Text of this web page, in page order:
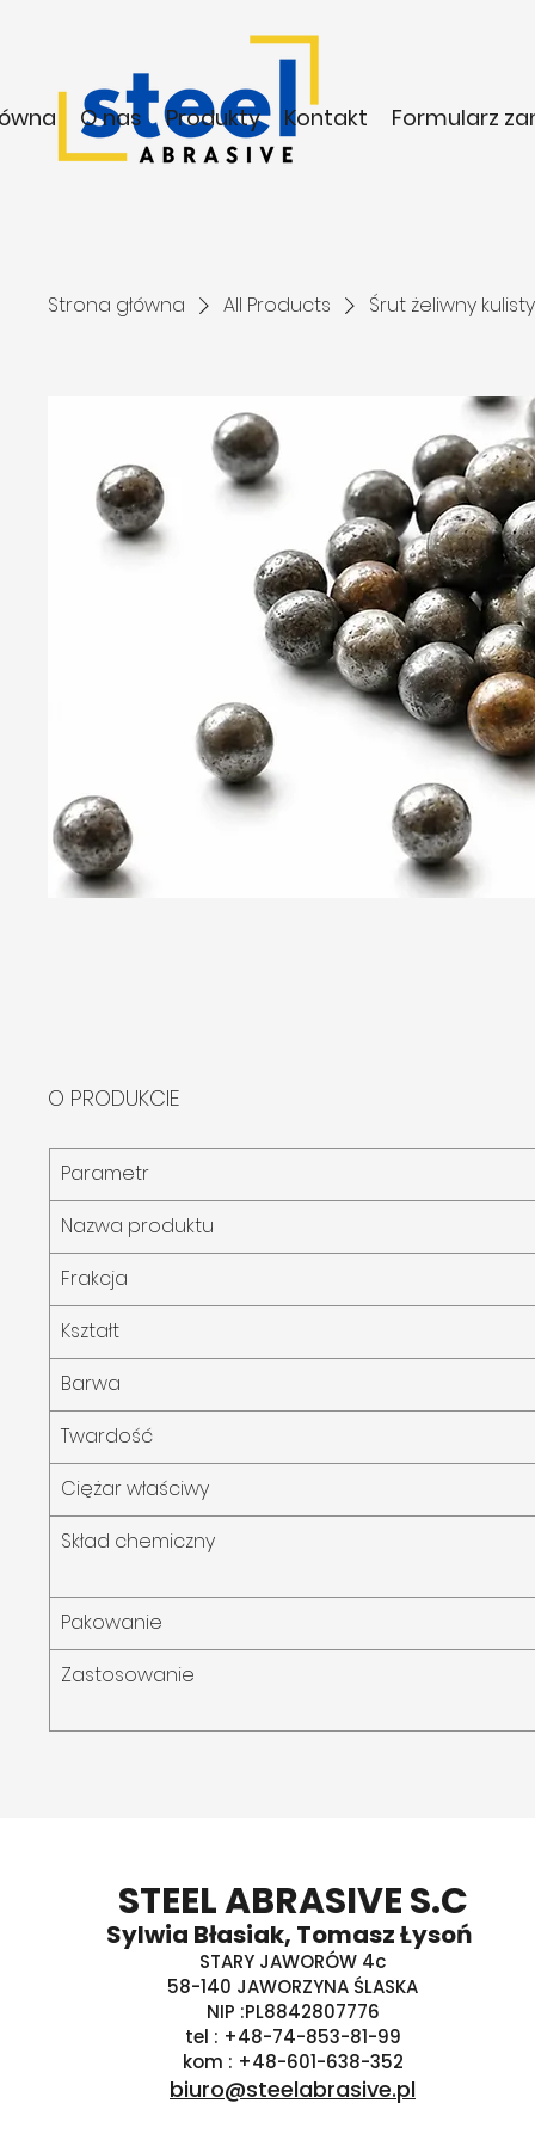
O nas Produkty Kontakt Formularz
Strona główna All Products Śrut żeliwny
O PRODUKCIE
Parametr
Nazwa produktu
Frakcja
Kształt
Barwa
Twardość
Ciężar właściwy
Skład chemiczny
Pakowanie
Zastosowanie
STEEL ABRASIVE S.C
Sylwia Błasiak, Tomasz Łysoń
STARY JAWORÓW 4c
58-140 JAWORZYNA ŚLASKA
NIP :PL8842807776
tel : +48-74-853-81-99
kom : +48-601-638-352
biuro@steelabrasive.pl